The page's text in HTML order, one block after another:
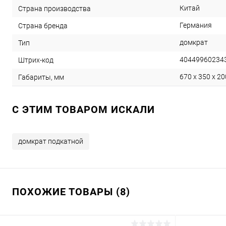
Страна производства Китай
Страна бренда Германия
Тип домкрат
Штрих-код
Габариты, мм 670 x 350 x
C ЭТИМ ТОВАРОМ ИСКАЛИ
домкрат подкатной
ПОХОЖИЕ ТОВАРЫ (8)